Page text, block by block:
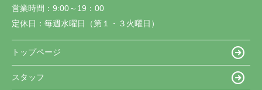
営業時間： 9:00～19：00
定休日： 毎週水曜日（第１・３火曜日）
トップページ
スタッフ